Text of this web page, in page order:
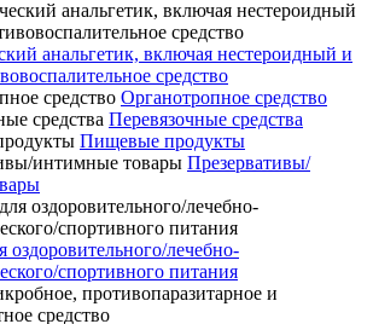
анальгетик, включая нестероидный и
средство
Органотропное средство
Перевязочные средства
Пищевые продукты
Презервативы/
оздоровительного/лечебно-
спортивного питания